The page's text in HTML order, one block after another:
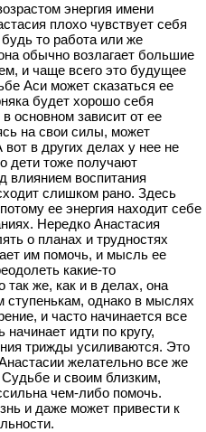
энергия имени
плохо чувствует себя
то работа или же
обычно возлагает большие
и чаще всего это будущее
Аси может сказаться ее
будет хорошо себя
основном зависит от ее
на свои силы, может
в других делах у нее не
дети тоже получают
влиянием воспитания
слишком рано. Здесь
ее энергия находит себе
Нередко Анастасия
о планах и трудностях
им помочь, и мысль ее
какие-то
же, как и в делах, она
однако в мыслях
и часто начинается все
идти по кругу,
трижды усиливаются. Это
желательно все же
и своим близким,
чем-либо помочь.
и даже может привести к